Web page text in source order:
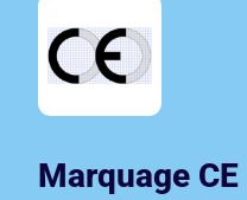
Marquage CE